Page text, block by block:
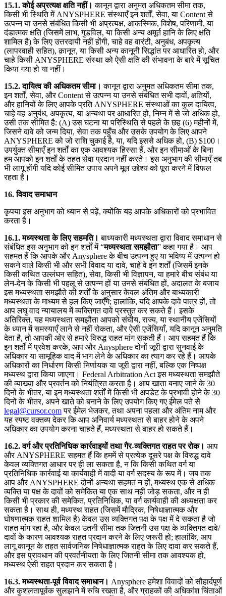
15.1. कोई अप्रत्यक्ष क्षति नहीं। कानून द्वारा अनुमत अधिकतम सीमा तक,
किसी भी स्थिति में ANYSPHERE संस्थाएँ इन शर्तों, सेवा, या Content से
उत्पन्न या उनसे संबंधित किसी भी अप्रत्यक्ष, आकस्मिक, विशेष, परिणामी, या
दंडात्मक क्षति (जिसमें लाभ, गुडविल, या किसी अन्य अमूर्त हानि के लिए क्षति
शामिल है) के लिए उत्तरदायी नहीं होंगी, चाहे वह वारंटी, अनुबंध, अपकृत्य
(लापरवाही सहित), क़ानून, या किसी अन्य कानूनी सिद्धांत पर आधारित हो, और
चाहे किसी ANYSPHERE संस्था को ऐसी क्षति की संभावना के बारे में सूचित
किया गया हो या नहीं।
15.2. दायित्व की अधिकतम सीमा। कानून द्वारा अनुमत अधिकतम सीमा तक,
इन शर्तों, सेवा, और Content से उत्पन्न या उनसे संबंधित सभी दावों, क्षतियों,
और हानियों के लिए आपके प्रति ANYSPHERE संस्थाओं का कुल दायित्व,
चाहे वह अनुबंध, अपकृत्य, या अन्यथा पर आधारित हो, निम्न में से जो अधिक हो,
उसी तक सीमित है: (A) उस घटना या परिस्थिति से पहले के छह (6) महीनों में,
जिसने दावे को जन्म दिया, सेवा तक पहुँच और उसके उपयोग के लिए आपने
ANYSPHERE को जो राशि चुकाई है, या, यदि इससे अधिक हो, (B) $100।
उपर्युक्त सीमाएँ इन शर्तों का एक आवश्यक हिस्सा हैं, और इन सीमाओं के बिना
हम आपको इन शर्तों के तहत सेवा प्रदान नहीं करते। इस अनुभाग की सीमाएँ तब
भी लागू होंगी यदि कोई सीमित उपाय अपने मूल उद्देश्य को पूरा करने में विफल
रहता है।
16. विवाद समाधान
कृपया इस अनुभाग को ध्यान से पढ़ें, क्योंकि यह आपके अधिकारों को प्रभावित
करता है।
16.1. मध्यस्थता के लिए सहमति। बाध्यकारी मध्यस्थता द्वारा विवाद समाधान से
संबंधित इस अनुभाग को इन शर्तों में “मध्यस्थता समझौता” कहा गया है। आप
सहमत हैं कि आपके और Anysphere के बीच उत्पन्न हुए या भविष्य में उत्पन्न हो
सकने वाले किसी भी और सभी विवाद या दावे, चाहे वे इन शर्तों (जिसमें इनके
किसी कथित उल्लंघन सहित), सेवा, किसी भी विज्ञापन, या हमारे बीच संबंध या
लेन-देन के किसी भी पहलू से उत्पन्न हों या उनसे संबंधित हों, अदालत के बजाय
इस मध्यस्थता समझौते की शर्तों के अनुसार केवल अंतिम और बाध्यकारी
मध्यस्थता के माध्यम से हल किए जाएँगे; हालांकि, यदि आपके दावे पात्र हों, तो
आप लघु वाद न्यायालय में व्यक्तिगत दावे प्रस्तुत कर सकते हैं। इसके
अतिरिक्त, यह मध्यस्थता समझौता आपको संघीय, राज्य, या स्थानीय एजेंसियों
के ध्यान में समस्याएँ लाने से नहीं रोकता, और ऐसी एजेंसियाँ, यदि कानून अनुमति
देता है, तो आपकी ओर से हमारे विरुद्ध राहत मांग सकती हैं। आप सहमत हैं कि
इन शर्तों में प्रवेश करके, आप और Anysphere दोनों जूरी द्वारा सुनवाई के
अधिकार या सामूहिक वाद में भाग लेने के अधिकार का त्याग कर रहे हैं। आपके
अधिकारों का निर्धारण किसी निर्णायक या जूरी द्वारा नहीं, बल्कि एक निष्पक्ष
मध्यस्थ द्वारा किया जाएगा। Federal Arbitration Act इस मध्यस्थता समझौते
की व्याख्या और प्रवर्तन को नियंत्रित करता है। आप खाता बनाए जाने के 30
दिनों के भीतर, या इन मध्यस्थता शर्तों में किसी भी अपडेट के प्रभावी होने के 30
दिनों के भीतर, अपने खाते को बनाने के लिए उपयोग किए गए ईमेल पते से
legal@cursor.comपर ईमेल भेजकर, तथा अपना पहला और अंतिम नाम और
यह स्पष्ट वक्तव्य देकर कि आप अनिवार्य मध्यस्थता से बाहर होने के अपने
अधिकार का उपयोग करना चाहते हैं, मध्यस्थता से बाहर हो सकते हैं।
16.2. वर्ग और प्रतिनिधिक कार्रवाइयों तथा गैर-व्यक्तिगत राहत पर रोक। आप
और ANYSPHERE सहमत हैं कि हममें से प्रत्येक दूसरे पक्ष के विरुद्ध दावे
केवल व्यक्तिगत आधार पर ही ला सकता है, न कि किसी कथित वर्ग या
प्रतिनिधिक कार्रवाई या कार्यवाही में वादी या वर्ग सदस्य के रूप में। जब तक
आप और ANYSPHERE दोनों अन्यथा सहमत न हों, मध्यस्थ एक से अधिक
व्यक्ति या पक्ष के दावों को समेकित या एक साथ नहीं जोड़ सकता, और न ही
किसी भी प्रकार की समेकित, प्रतिनिधिक, या वर्ग कार्यवाही की अध्यक्षता कर
सकता है। साथ ही, मध्यस्थ राहत (जिसमें मौद्रिक, निषेधाज्ञात्मक और
घोषणात्मक राहत शामिल है) केवल उस व्यक्तिगत पक्ष के पक्ष में दे सकता है जो
राहत मांग रहा है, और केवल उतनी सीमा तक जितनी उस पक्ष के व्यक्तिगत दावे/
दावों के कारण आवश्यक राहत प्रदान करने के लिए जरूरी हो; हालांकि, आप
लागू कानून के तहत सार्वजनिक निषेधाज्ञात्मक राहत के लिए दावा कर सकते हैं,
और इस प्रावधान की प्रवर्तनीयता के लिए जितनी सीमा तक आवश्यक हो,
मध्यस्थ ऐसी राहत प्रदान कर सकता है।
16.3. मध्यस्थता-पूर्व विवाद समाधान। Anysphere हमेशा विवादों को सौहार्दपूर्ण
और कुशलतापूर्वक सुलझाने में रुचि रखता है, और ग्राहकों की अधिकांश चिंताओं